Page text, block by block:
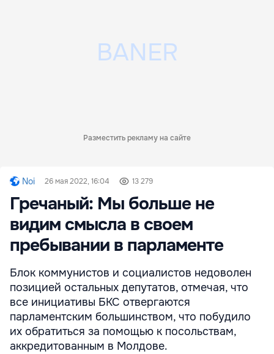
Разместить рекламу на сайте
Noi 26 мая 2022, 16:04 13 279
Гречаный: Мы больше не
видим смысла в своем
пребывании в парламенте
Блок коммунистов и социалистов недоволен
позицией остальных депутатов, отмечая, что
все инициативы БКС отвергаются
парламентским большинством, что побудило
их обратиться за помощью к посольствам,
аккредитованным в Молдове.